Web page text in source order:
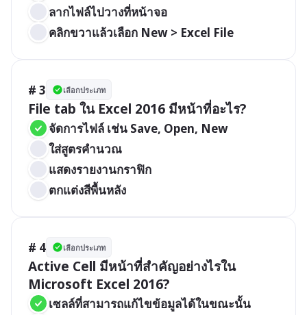
ลากไฟล์ไปวางที่หน้าจอ
คลิกขวาแล้วเลือก New > Excel File
# 3 เลือกประเภท
File tab ใน Excel 2016 มีหน้าที่อะไร?
จัดการไฟล์ เช่น Save, Open, New
ใส่สูตรคำนวณ
แสดงรายงานกราฟิก
ตกแต่งสีพื้นหลัง
# 4 เลือกประเภท
Active Cell มีหน้าที่สำคัญอย่างไรใน
Microsoft Excel 2016?
เซลล์ที่สามารถแก้ไขข้อมูลได้ในขณะนั้น